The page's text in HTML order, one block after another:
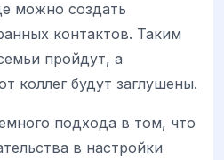
можно создать
контактов. Таким
пройдут, а
коллег будут заглушены.
подхода в том, что
в настройки